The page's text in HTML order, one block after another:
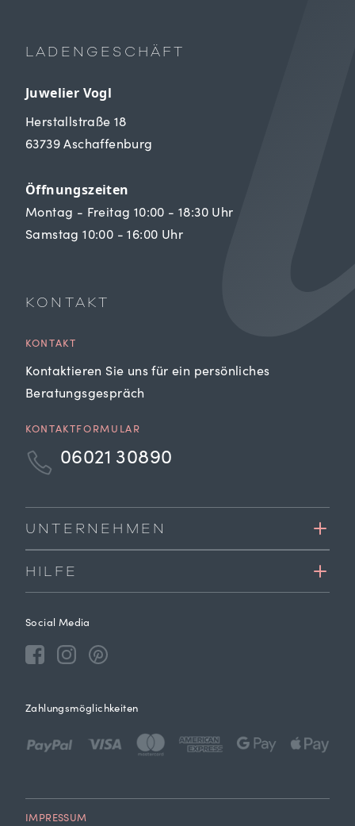
LADENGESCHÄFT
Juwelier Vogl
Herstallstraße 18
63739 Aschaffenburg
Öffnungszeiten
Montag - Freitag 10:00 - 18:30 Uhr
Samstag 10:00 - 16:00 Uhr
KONTAKT
KONTAKT
Kontaktieren Sie uns für ein persönliches
Beratungsgespräch
KONTAKTFORMULAR
06021 30890
UNTERNEHMEN
HILFE
Social Media
Zahlungsmöglichkeiten
IMPRESSUM